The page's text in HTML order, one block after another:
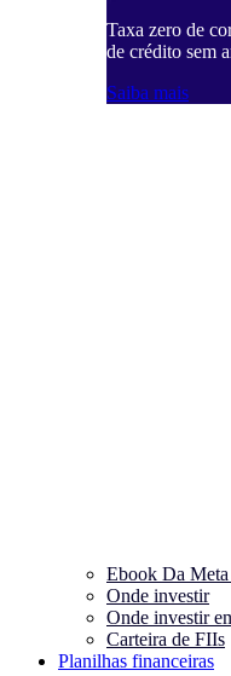
Taxa zero de
de crédito sem
Saiba mais
Ebook Da
Onde investir
Onde investir
Carteira de FIIs
Planilhas financeiras